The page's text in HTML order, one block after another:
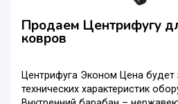
Продаем Центрифугу
ковров
Центрифуга Эконом Цена будет
технических характеристик